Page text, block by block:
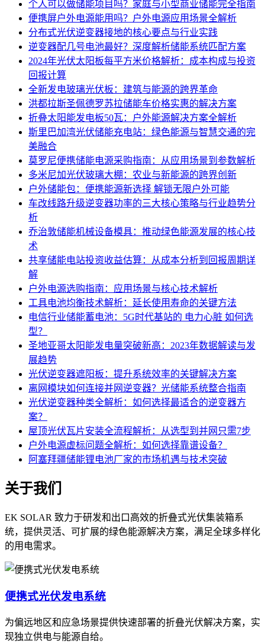
个人可以做储能项目吗？家庭与小型商业储能完全指南
便携屏户外电源能用吗？户外电源应用场景全解析
分布式光伏逆变器接地的核心要点与行业实践
逆变器配几号电池最好？深度解析储能系统匹配方案
2024年光伏太阳板每平方米价格解析：成本构成与投资
回报计算
全新发电玻璃光伏板：建筑与能源的跨界革命
洪都拉斯圣佩德罗苏拉储能车价格实惠的解决方案
折叠太阳能发电板50瓦：户外能源解决方案全解析
斯里巴加湾光伏储能充电站：绿色能源与智慧交通的完
美融合
莫罗尼便携储能电源采购指南：从应用场景到参数解析
多米尼加光伏玻璃大棚：农业与新能源的跨界创新
户外储能包：便携能源新选择 解锁无限户外可能
车改线路升级逆变器功率的三大核心策略与行业趋势分
析
乔治敦储能机械设备模具：推动绿色能源发展的核心技
术
共享储能电站投资收益估算：从成本分析到回报周期详
解
户外电源选购指南：应用场景与核心技术解析
工具电池均衡技术解析：延长使用寿命的关键方法
电信行业储能蓄电池：5G时代基站的 电力心脏 如何选
型？
圣地亚哥太阳能发电量突破新高：2023年数据解读与发
展趋势
光伏逆变器遮阳板：提升系统效率的关键解决方案
离网模块如何连接并网逆变器？光储能系统整合指南
光伏逆变器种类全解析：如何选择最适合的逆变器方
案？
屋顶光伏瓦片安装全流程解析：从选型到并网只需7步
户外电源虚标问题全解析：如何选择靠谱设备？
阿塞拜疆储能锂电池厂家的市场机遇与技术突破
关于我们
EK SOLAR 致力于研发和出口高效的折叠式光伏集装箱系
统，提供灵活、可扩展的绿色能源解决方案，满足全球多样化
的用电需求。
便携式光伏发电系统
为偏远地区和应急场景提供快速部署的折叠光伏解决方案，实
现独立供电与能源自给。